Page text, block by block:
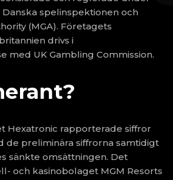
spelinspektionen och
(MGA). Företagets
drivs i
med UK Gambling Commission.
Hexatronic rapporterade siffror
de preliminära siffrorna samtidigt
sänkte omsättningen. Det
och kasinobolaget MGM Resorts